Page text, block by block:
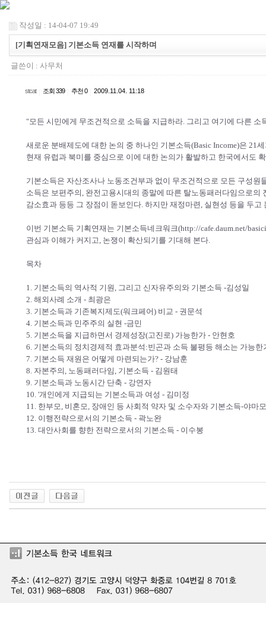
작성일 : 14-04-07 19:49
[기획연재모음] 기본소득 연재를 시작하며
글쓴이 : 사무처
stcat 조회 339 추천 0 2009.11.04. 11:18
"모든 시민에게 무조건적으로 소득을 지급하라. 그리고 여기에 다른
새로운 분배제도에 대한 논의 중 하나인 기본소득(Basic Income)은 21
현재 유럽과 북미를 중심으로 이에 대한 논의가 활발하고 한국에서도
기본소득은 자산조사나 노동조건부과 없이 무조건적으로 모든 구성
소득은 보편주의, 완전고용시대의 종말에 따른 탈노동패러다임으로의
감소효과 등등 그 장점이 돋보인다. 하지만 재정마련, 실현성 등을 두고
이번 기본소득 기획연재는 기본소득네크워크(http://cafe.daum.net/
관심과 이해가 커지고, 논쟁이 확산되기를 기대해 본다.
목차
1. 기본소득의 역사적 기원, 그리고 신자유주의와 기본소득 -김성일
2. 해외사례 소개 - 최광은
3. 기본소득과 기존복지제도(워크페어) 비교 - 권문석
4. 기본소득과 민주주의 실현 -금민
5. 기본소득을 지급하면서 경제성장(고진로) 가능한가 - 안현호
6. 기본소득의 정치경제적 효과분석:빈곤과 소득 불평등 해소는 가능한
7. 기본소득 재원은 어떻게 마련되는가? - 강남훈
8. 자본주의, 노동패러다임, 기본소득 - 김원태
9. 기본소득과 노동시간 단축 - 강연자
10. '개인에게 지급되는 기본소득과 여성 - 김미정
11. 한부모, 비혼모, 장애인 등 사회적 약자 및 소수자와 기본소득-야마
12. 이행전략으로서의 기본소득 - 곽노완
13. 대안사회를 향한 전략으로서의 기본소득 - 이수봉